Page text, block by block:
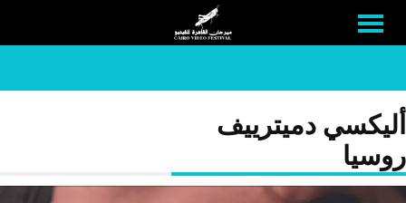
أليكسي دميترييف
روسيا